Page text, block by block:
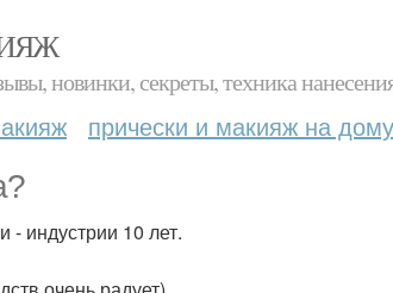
новинки, секреты, техника
прически и макияж на дому
- индустрии 10 лет.